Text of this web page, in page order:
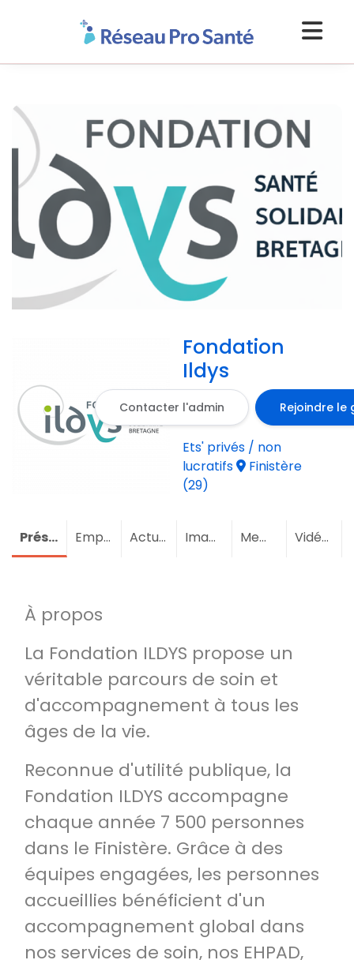
Fondation
Ildys
Contacter l'admin Rejoindre le
Ets' privés / non
lucratifs
Finistère
(29)
Présentation Emploi (6) Actualités Images Membres (2)Vidéos
À propos
La Fondation ILDYS propose un
véritable parcours de soin et
d'accompagnement à tous les
âges de la vie.
Reconnue d'utilité publique, la
Fondation ILDYS accompagne
chaque année 7 500 personnes
dans le Finistère. Grâce à des
équipes engagées, les personnes
accueillies bénéficient d'un
accompagnement global dans
nos services de soin, nos EHPAD,